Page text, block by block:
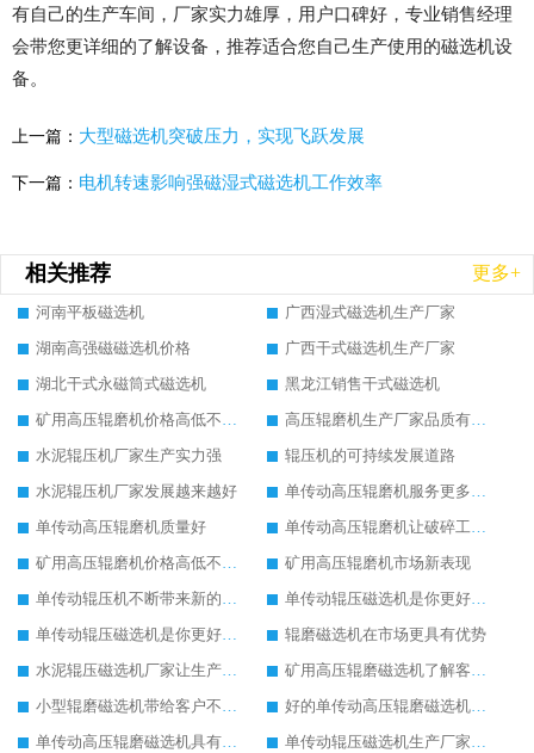
有自己的生产车间，厂家实力雄厚，用户口碑好，专业销售经理
会带您更详细的了解设备，推荐适合您自己生产使用的磁选机设
备。
上一篇： 大型磁选机突破压力，实现飞跃发展
下一篇： 电机转速影响强磁湿式磁选机工作效率
相关推荐 更多+
河南平板磁选机
广西湿式磁选机生产厂家
湖南高强磁磁选机价格
广西干式磁选机生产厂家
湖北干式永磁筒式磁选机
黑龙江销售干式磁选机
矿用高压辊磨机价格高低不同的原因
高压辊磨机生产厂家品质有保证
水泥辊压机厂家生产实力强
辊压机的可持续发展道路
水泥辊压机厂家发展越来越好
单传动高压辊磨机服务更多大众客户
单传动高压辊磨机质量好
单传动高压辊磨机让破碎工作如此简单
矿用高压辊磨机价格高低不同的原因
矿用高压辊磨机市场新表现
单传动辊压机不断带来新的发展活力
单传动辊压磁选机是你更好的选择
单传动辊压磁选机是你更好的选择
辊磨磁选机在市场更具有优势
水泥辊压磁选机厂家让生产更方便
矿用高压辊磨磁选机了解客户的基本需求
小型辊磨磁选机带给客户不一样的体验
好的单传动高压辊磨磁选机设备
单传动高压辊磨磁选机具有较高的稳定性
单传动辊压磁选机生产厂家让客户满意